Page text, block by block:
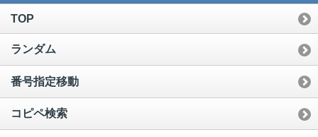
TOP
ランダム
番号指定移動
コピペ検索